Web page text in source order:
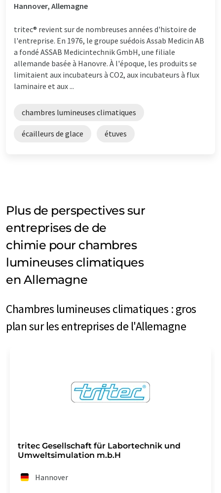
Hannover, Allemagne
tritec® revient sur de nombreuses années d'histoire de
l'entreprise. En 1976, le groupe suédois Assab Medicin AB
a fondé ASSAB Medicintechnik GmbH, une filiale
allemande basée à Hanovre. À l'époque, les produits se
limitaient aux incubateurs à CO2, aux incubateurs à flux
laminaire et aux ...
chambres lumineuses climatiques
écailleurs de glace étuves
Plus de perspectives sur
entreprises de de
chimie pour chambres
lumineuses climatiques
en Allemagne
Chambres lumineuses climatiques : gros
plan sur les entreprises de l'Allemagne
tritec Gesellschaft für Labortechnik und
Umweltsimulation m.b.H
Hannover